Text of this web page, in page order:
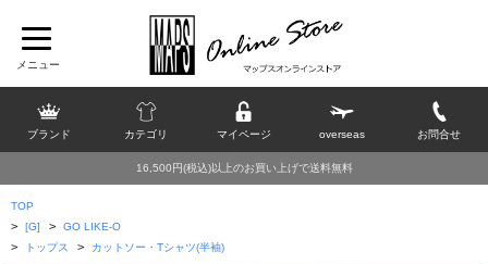
ブランド カテゴリ マイページ overseas お問合せ
16,500円(税込)以上のお買い上げで送料無料
TOP
> [G] > GO LIKE-O
> トップス > カットソー・Tシャツ(半袖)